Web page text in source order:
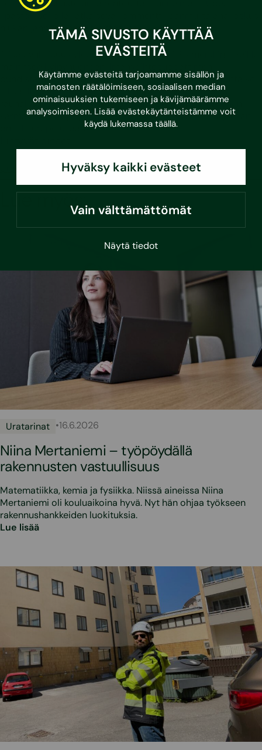
TÄMÄ SIVUSTO KÄYTTÄÄ
EVÄSTEITÄ
Käytämme evästeitä tarjoamamme sisällön ja
mainosten räätälöimiseen, sosiaalisen median
ominaisuuksien tukemiseen ja kävijämäärämme
analysoimiseen. Lisää evästekäytänteistämme voit
käydä lukemassa täällä.
Hyväksy kaikki evästeet
Vain välttämättömät
Näytä tiedot
voi avata keskustelun ja rentouttaa tunnelmaa. ”Upea
lipasto!” voi olla ratkaiseva kommentti jäänmurtajana joskus
hiukan jännittävässä tilanteessa.
”Eikä avuliaisuus yleensä maksa mitään.” Esimerkkinä Heikki
puhdistamisen, joka vie häneltä enintään minuutin mutta voi
iäkkäälle asukkaalle olla isokin palvelus. Ystävällisyys ja
rauhallisuus yhdistettynä insinöörin älykkyyteen ovatkin
varmasti seikkoja, jotka ovat saaneet Heikin menestymään
omalla urapolullaan.
Lue myös:
Uratarinat •16.6.2026
Niina Mertaniemi – työpöydällä
rakennusten vastuullisuus
Matematiikka, kemia ja fysiikka. Niissä aineissa Niina
Mertaniemi oli kouluaikoina hyvä. Nyt hän ohjaa työkseen
rakennushankkeiden luokituksia.
Lue lisää